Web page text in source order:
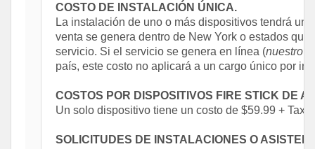
COSTO DE INSTALACIÓN ÚNICA.
La instalación de uno o más dispositivos tendrá
venta se genera dentro de New York o estados
servicio. Si el servicio se genera en línea (nuestro
país, este costo no aplicará a un cargo único por
COSTOS POR DISPOSITIVOS FIRE STICK DE
Un solo dispositivo tiene un costo de $59.99 + Tax
SOLICITUDES DE INSTALACIONES O